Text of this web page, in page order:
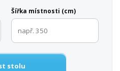
Šířka místnosti (cm)
stolu